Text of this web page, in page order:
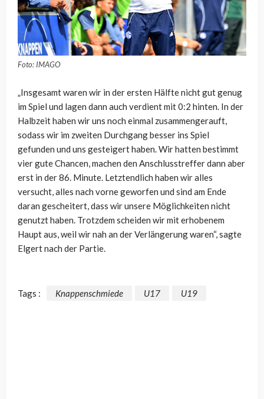
Foto: IMAGO
„Insgesamt waren wir in der ersten Hälfte nicht gut genug
im Spiel und lagen dann auch verdient mit 0:2 hinten. In der
Halbzeit haben wir uns noch einmal zusammengerauft,
sodass wir im zweiten Durchgang besser ins Spiel
gefunden und uns gesteigert haben. Wir hatten bestimmt
vier gute Chancen, machen den Anschlusstreffer dann aber
erst in der 86. Minute. Letztendlich haben wir alles
versucht, alles nach vorne geworfen und sind am Ende
daran gescheitert, dass wir unsere Möglichkeiten nicht
genutzt haben. Trotzdem scheiden wir mit erhobenem
Haupt aus, weil wir nah an der Verlängerung waren“, sagte
Elgert nach der Partie.
Tags : Knappenschmiede U17 U19